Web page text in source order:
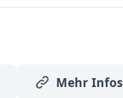
Mehr Infos